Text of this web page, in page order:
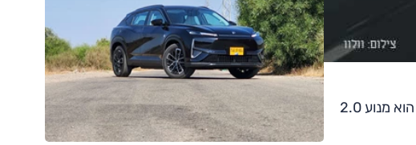
בכל הקשור למכלולים העיקריים – אין הפתעות; S60 מצוידת בחטיבות הכוח המוכרות של היצרן השוודי שבסיסן הוא מנוע 2.0